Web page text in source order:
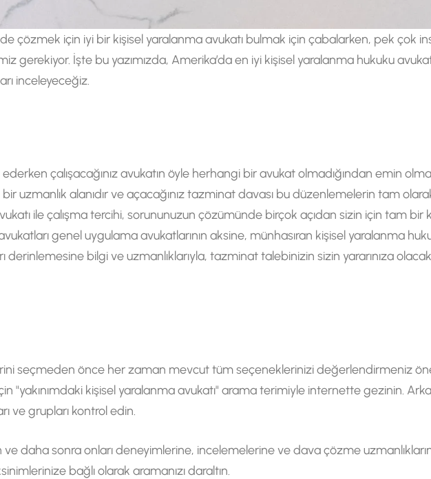
çözmek için iyi bir kişisel yaralanma avukatı bulmak için çabalarken, pek çok
gerekiyor. İşte bu yazımızda, Amerika’da en iyi kişisel yaralanma hukuku
inceleyeceğiz.
çalışacağınız avukatın öyle herhangi bir avukat olmadığından emin
uzmanlık alanıdır ve açacağınız tazminat davası bu düzenlemelerin tam olarak
ile çalışma tercihi, sorununuzun çözümünde birçok açıdan sizin için tam bir
genel uygulama avukatlarının aksine, münhasıran kişisel yaralanma
derinlemesine bilgi ve uzmanlıklarıyla, tazminat talebinizin sizin yararınıza
seçmeden önce her zaman mevcut tüm seçeneklerinizi değerlendirmeniz
"yakınımdaki kişisel yaralanma avukatı" arama terimiyle internette gezinin.
ve grupları kontrol edin.
ve daha sonra onları deneyimlerine, incelemelerine ve dava çözme
bağlı olarak aramanızı daraltın.